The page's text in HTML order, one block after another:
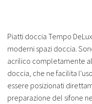
Piatti doccia Tempo
moderni spazi doccia.
acrilico completamente
doccia, che ne facilita
essere posizionati
preparazione del sifone